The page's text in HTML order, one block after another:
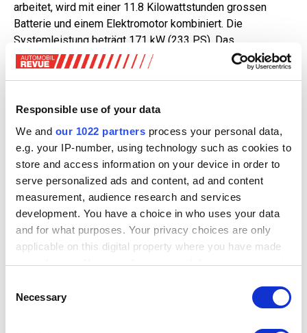
Responsible use of your data
We and our 1022 partners process your personal data,
e.g. your IP-number, using technology such as cookies to
store and access information on your device in order to
serve personalized ads and content, ad and content
measurement, audience research and services
development. You have a choice in who uses your data
and for what purposes. Your privacy choices are only
applicable on this digital property where you have made
your choices. You can change or withdraw your consent
the Privacy trigger icon.
Selection
Necessary
arbeitet, wird mit einer 11.8 Kilowattstunden grossen
Batterie und einem Elektromotor kombiniert. Die
Systemleistung beträgt 171 kW (233 PS). Das
Antriebskonzept ermöglicht rein elektrisches Fahren,
allerdings macht Ford keine Angaben zur elektrischen
Kilometern liegen.
Statt einer konventionellen Brennstoffheizung ist der
Nugget PHEV mit zwei Heizsystemen ausgestattet: Wenn
das Fahrzeug auf dem Campingplatz an Strom
angeschlossen ist, wird elektrisch geheizt. Für den
autarken Betrieb wird Gas verwendet. Die Batterie des
Nugget lässt lässt sich an einer Wechselstromquelle über
das serienmäßige Mode-3- oder ein optionales Mode-2-
Kabel aufladen.
Transit Custom Nugget neben einem robusten Offroad-